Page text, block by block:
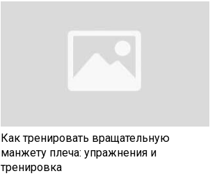
Как тренировать вращательную
манжету плеча: упражнения и
тренировка